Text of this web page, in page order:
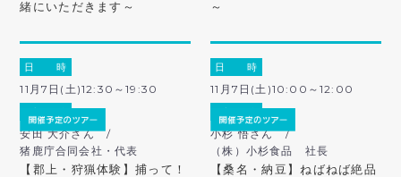
緒にいただきます～
～
日 時
11月7日(土)12:30～19:30
ガ イ ド
安田 大介さん /
猪鹿庁合同会社・代表
【郡上・狩猟体験】捕って！
日 時
11月7日(土)10:00～12:00
ガ イ ド
小杉 悟さん /
（株）小杉食品 社長
【桑名・納豆】ねばねば絶品